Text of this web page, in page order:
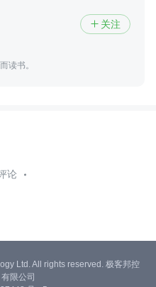
 关注
读书。
论
Ltd. All rights reserved. 极客邦控
限公司